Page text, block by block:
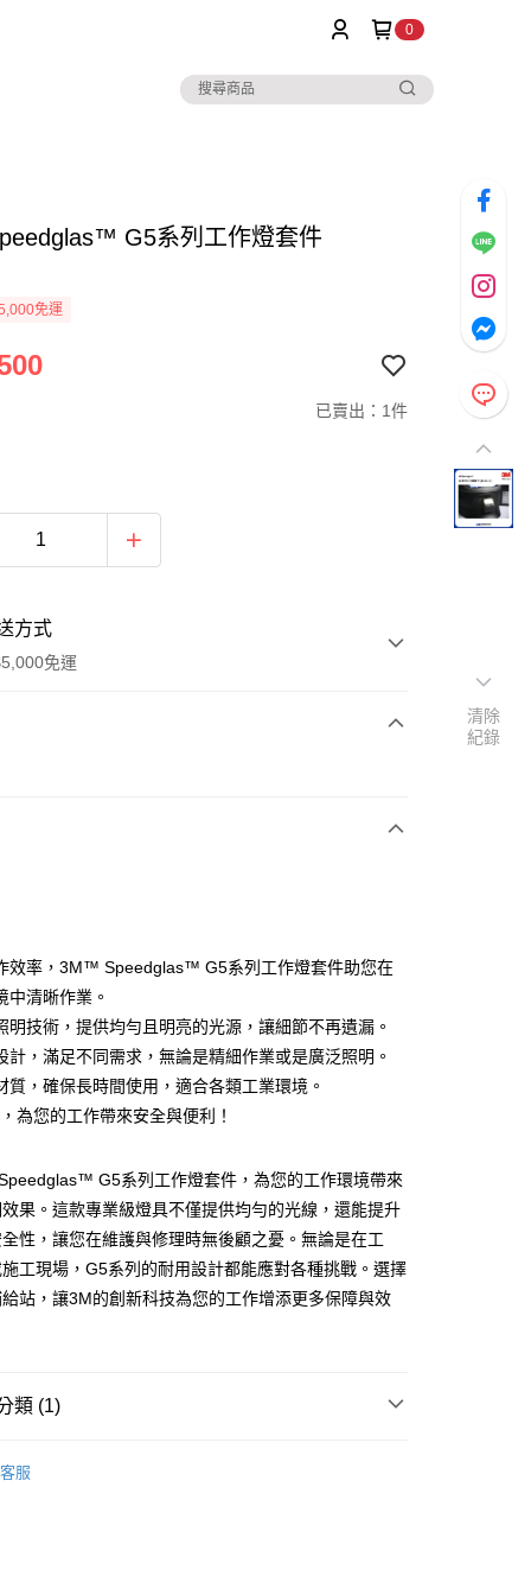
0
G5系列工作燈套件
免運
已賣出：1件
方式
免運
款
貨
款
，滿NT$5,000(含以上)免運費
效率，3M™ Speedglas™ G5系列工作燈套件助您在
中清晰作業。
明技術，提供均勻且明亮的光源，讓細節不再遺漏。
計，滿足不同需求，無論是精細作業或是廣泛照明。
質，確保長時間使用，適合各類工業環境。
為您的工作帶來安全與便利！
G5系列工作燈套件，為您的工作環境帶來
果。這款專業級燈具不僅提供均勻的光線，還能提升
性，讓您在維護與修理時無後顧之憂。無論是在工
工現場，G5系列的耐用設計都能應對各種挑戰。選擇
站，讓3M的創新科技為您的工作增添更多保障與效
類 (1)
客服
清除
紀錄